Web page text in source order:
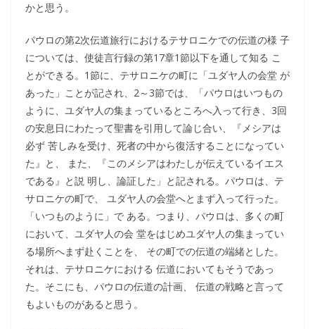
かと思う。
パウロの第2次伝道旅行におけるテサロニケでの伝道の様 子
については、使徒言行録の第17章1節以下を通して知る こ
とができる。1節に、テサロニケの町に「ユダヤ人の会堂 が
あった」ことが記され、2～3節では、「パウロはいつもの
ように、ユダヤ人の集まっているところへ入って行き、3回
の安息日にわたって聖書を引用して論じ合い、『メシアは
必ず 苦しみを受け、死者の中から復活することになってい
た』と、 また、『このメシアはわたしが伝えているイエス
である』と説 明し、論証した」と記される。パウロは、テ
サロニケの町で、 ユダヤ人の会堂へとまず入って行った。
「いつものように」で ある。つまり、パウロは、多くの町
において、ユダヤ人の会 堂をはじめユダヤ人の集まってい
る場所へまず赴くことを、 その町での伝道の端緒とした。
それは、テサロニケにおける 伝道においてもそうであっ
た。そこにも、パウロの伝道の計画、 伝道の戦略と言って
もよいものがあると思う。